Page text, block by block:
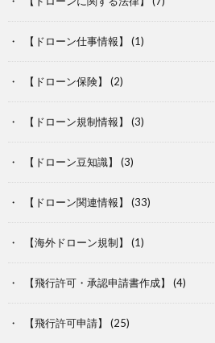
【ドローン仕事情報】 (1)
【ドローン保険】 (2)
【ドローン規制情報】 (3)
【ドローン豆知識】 (3)
【ドローン関連情報】 (33)
【海外ドローン規制】 (1)
【飛行許可・承認申請書作成】 (4)
【飛行許可申請】 (25)